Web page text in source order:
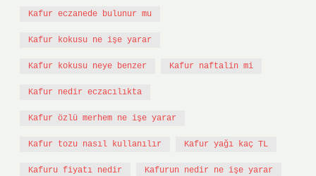
Kafur eczanede bulunur mu
Kafur kokusu ne işe yarar
Kafur kokusu neye benzer Kafur naftalin mi
Kafur nedir eczacılıkta
Kafur özlü merhem ne işe yarar
Kafur tozu nasıl kullanılır Kafur yağı kaç TL
Kafuru fiyatı nedir Kafurun nedir ne işe yarar